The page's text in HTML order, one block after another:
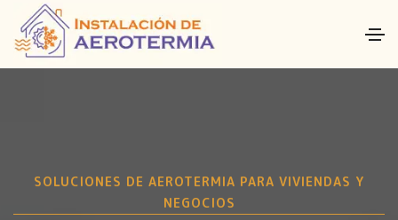
SOLUCIONES DE AEROTERMIA PARA VIVIENDAS Y
NEGOCIOS